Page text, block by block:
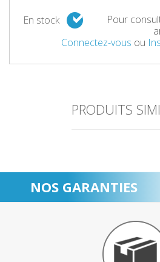
En stock
Pour
Connectez-vous ou
PRODUITS
NOS GARANTIES